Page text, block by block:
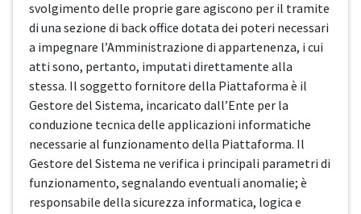
svolgimento delle proprie gare agiscono per il tramite
di una sezione di back office dotata dei poteri necessari
a impegnare l’Amministrazione di appartenenza, i cui
atti sono, pertanto, imputati direttamente alla
stessa. Il soggetto fornitore della Piattaforma è il
Gestore del Sistema, incaricato dall’Ente per la
conduzione tecnica delle applicazioni informatiche
necessarie al funzionamento della Piattaforma. Il
Gestore del Sistema ne verifica i principali parametri di
funzionamento, segnalando eventuali anomalie; è
responsabile della sicurezza informatica, logica e